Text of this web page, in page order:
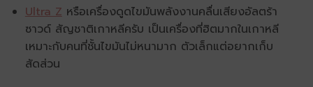
Ultra Zหรือเครื่องดูดไขมันพลังงานคลื่นเสียงอัลตร้า
ซาวด์ สัญชาติเกาหลีครับ เป็นเครื่องที่ฮิตมากในเกาหลี
เหมาะกับคนที่ชั้นไขมันไม่หนามาก ตัวเล็กแต่อยากเก็บ
สัดส่วน